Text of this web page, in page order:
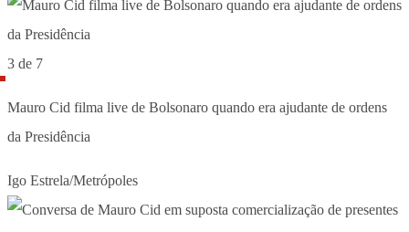
3 de 7
Mauro Cid filma live de Bolsonaro quando era ajudante de ordens
da Presidência
Igo Estrela/Metrópoles